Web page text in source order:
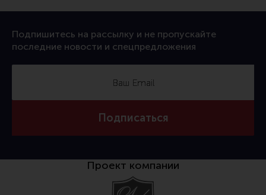
Ершики, вишеры, переходники
Патчи
Релоадинг
Подпишитесь на рассылку и не пропускайте
последние новости и спецпредложения
Подписаться
Проект компании